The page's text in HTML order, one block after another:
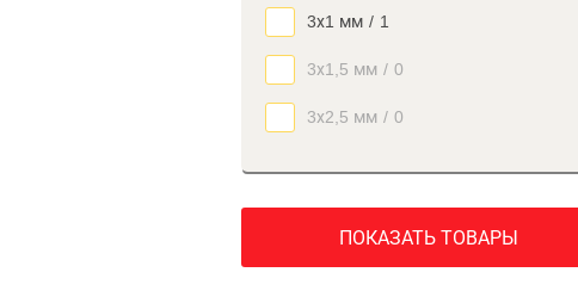
3х1 мм / 1
3х1,5 мм / 0
3х2,5 мм / 0
ПОКАЗАТЬ ТОВАРЫ